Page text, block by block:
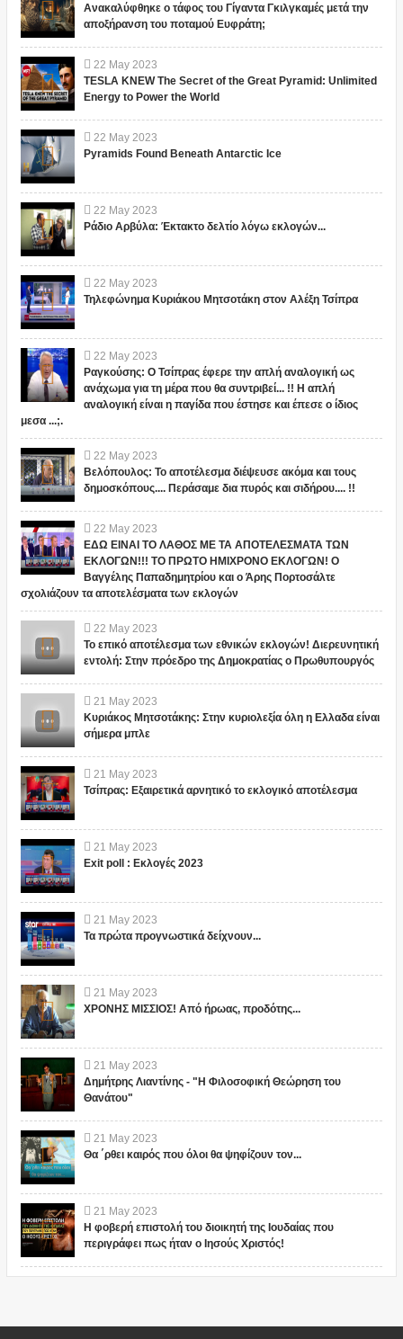
Ανακαλύφθηκε ο τάφος του Γίγαντα Γκιλγκαμές μετά την
αποξήρανση του ποταμού Ευφράτη;
22 May 2023
TESLA KNEW The Secret of the Great Pyramid: Unlimited
Energy to Power the World
22 May 2023
Pyramids Found Beneath Antarctic Ice
22 May 2023
Ράδιο Αρβύλα: Έκτακτο δελτίο λόγω εκλογών...
22 May 2023
Τηλεφώνημα Κυριάκου Μητσοτάκη στον Αλέξη Τσίπρα
22 May 2023
Ραγκούσης: Ο Τσίπρας έφερε την απλή αναλογική ως
ανάχωμα για τη μέρα που θα συντριβεί... !! Η απλή
αναλογική είναι η παγίδα που έστησε και έπεσε ο ίδιος
μεσα ...;.
22 May 2023
Βελόπουλος: Το αποτέλεσμα διέψευσε ακόμα και τους
δημοσκόπους.... Περάσαμε δια πυρός και σιδήρου.... !!
22 May 2023
ΕΔΩ ΕΙΝΑΙ ΤΟ ΛΑΘΟΣ ΜΕ ΤΑ ΑΠΟΤΕΛΕΣΜΑΤΑ ΤΩΝ
ΕΚΛΟΓΩΝ!!! ΤΟ ΠΡΩΤΟ ΗΜΙΧΡΟΝΟ ΕΚΛΟΓΩΝ! Ο
Βαγγέλης Παπαδημητρίου και ο Άρης Πορτοσάλτε
σχολιάζουν τα αποτελέσματα των εκλογών
22 May 2023
Το επικό αποτέλεσμα των εθνικών εκλογών! Διερευνητική
εντολή: Στην πρόεδρο της Δημοκρατίας ο Πρωθυπουργός
21 May 2023
Κυριάκος Μητσοτάκης: Στην κυριολεξία όλη η Ελλαδα είναι
σήμερα μπλε
21 May 2023
Τσίπρας: Εξαιρετικά αρνητικό το εκλογικό αποτέλεσμα
21 May 2023
Exit poll : Εκλογές 2023
21 May 2023
Τα πρώτα προγνωστικά δείχνουν...
21 May 2023
ΧΡΟΝΗΣ ΜΙΣΣΙΟΣ! Από ήρωας, προδότης...
21 May 2023
Δημήτρης Λιαντίνης - "Η Φιλοσοφική Θεώρηση του
Θανάτου"
21 May 2023
Θα ΄ρθει καιρός που όλοι θα ψηφίζουν τον...
21 May 2023
Η φοβερή επιστολή του διοικητή της Ιουδαίας που
περιγράφει πως ήταν ο Ιησούς Χριστός!